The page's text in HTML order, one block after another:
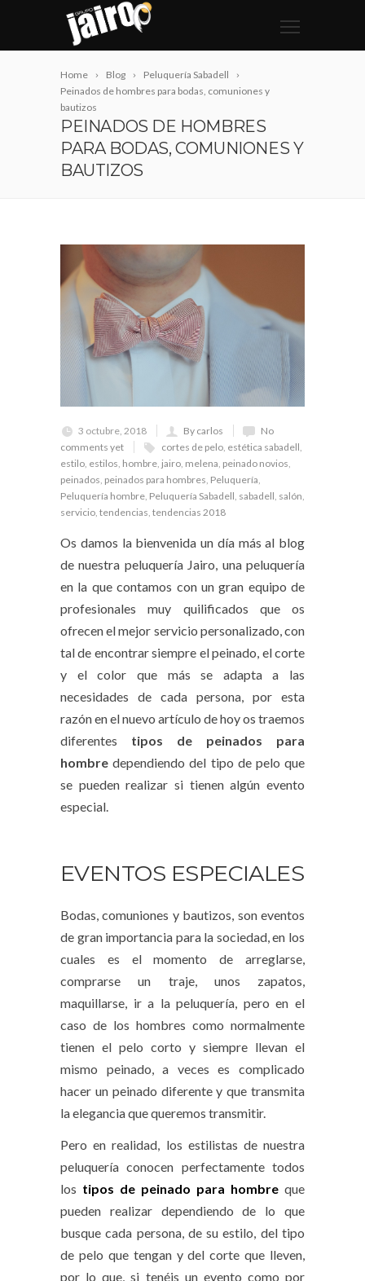
Home Blog
Peluquería Sabadell
Peinados de hombres para bodas, comuniones y
bautizos
PEINADOS DE HOMBRES
PARA BODAS, COMUNIONES Y
BAUTIZOS
3 octubre, 2018 By carlos
No
comments yet
cortes de pelo, estética sabadell,
estilo, estilos, hombre, jairo, melena, peinado novios,
peinados, peinados para hombres, Peluquería,
Peluquería hombre, Peluquería Sabadell, sabadell, salón,
servicio, tendencias, tendencias 2018
Os damos la bienvenida un día más al blog
de nuestra peluquería Jairo, una peluquería
en la que contamos con un gran equipo de
profesionales muy quilificados que os
ofrecen el mejor servicio personalizado, con
tal de encontrar siempre el peinado, el corte
y el color que más se adapta a las
necesidades de cada persona, por esta
razón en el nuevo artículo de hoy os traemos
diferentes tipos de peinados para
hombre dependiendo del tipo de pelo que
se pueden realizar si tienen algún evento
especial.
EVENTOS ESPECIALES
Bodas, comuniones y bautizos, son eventos
de gran importancia para la sociedad, en los
cuales es el momento de arreglarse,
comprarse un traje, unos zapatos,
maquillarse, ir a la peluquería, pero en el
caso de los hombres como normalmente
tienen el pelo corto y siempre llevan el
mismo peinado, a veces es complicado
hacer un peinado diferente y que transmita
la elegancia que queremos transmitir.
Pero en realidad, los estilistas de nuestra
peluquería conocen perfectamente todos
los tipos de peinado para hombre que
pueden realizar dependiendo de lo que
busque cada persona, de su estilo, del tipo
de pelo que tengan y del corte que lleven,
por lo que, si tenéis un evento como por